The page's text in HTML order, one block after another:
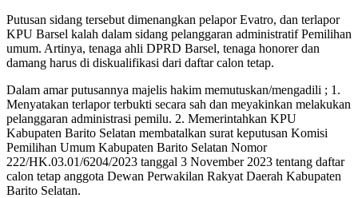
Putusan sidang tersebut dimenangkan pelapor Evatro, dan terlapor
KPU Barsel kalah dalam sidang pelanggaran administratif Pemilihan
umum. Artinya, tenaga ahli DPRD Barsel, tenaga honorer dan
damang harus di diskualifikasi dari daftar calon tetap.
Dalam amar putusannya majelis hakim memutuskan/mengadili ; 1.
Menyatakan terlapor terbukti secara sah dan meyakinkan melakukan
pelanggaran administrasi pemilu. 2. Memerintahkan KPU
Kabupaten Barito Selatan membatalkan surat keputusan Komisi
Pemilihan Umum Kabupaten Barito Selatan Nomor
222/HK.03.01/6204/2023 tanggal 3 November 2023 tentang daftar
calon tetap anggota Dewan Perwakilan Rakyat Daerah Kabupaten
Barito Selatan.